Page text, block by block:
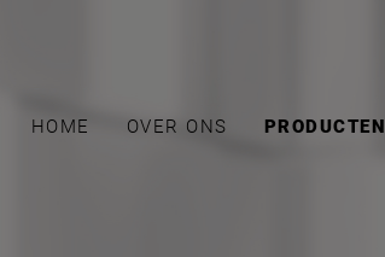
HOME OVER ONS PRODUCTEN